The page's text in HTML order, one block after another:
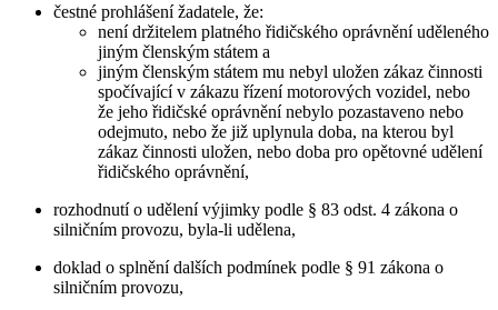
čestné prohlášení žadatele, že:
není držitelem platného řidičského oprávnění uděleného
jiným členským státem a
jiným členským státem mu nebyl uložen zákaz činnosti
spočívající v zákazu řízení motorových vozidel, nebo
že jeho řidičské oprávnění nebylo pozastaveno nebo
odejmuto, nebo že již uplynula doba, na kterou byl
zákaz činnosti uložen, nebo doba pro opětovné udělení
řidičského oprávnění,
rozhodnutí o udělení výjimky podle § 83 odst. 4 zákona o
silničním provozu, byla-li udělena,
doklad o splnění dalších podmínek podle § 91 zákona o
silničním provozu,